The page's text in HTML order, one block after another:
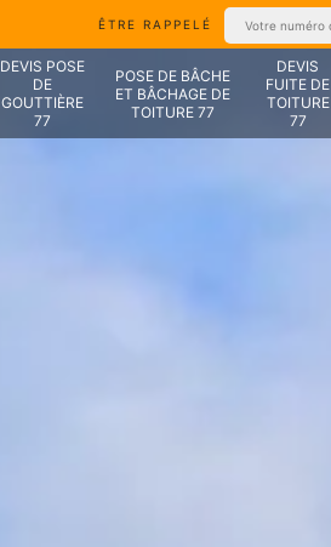
ÊTRE RAPPELÉ
DEVIS POSE
DE
GOUTTIÈRE
77
POSE DE BÂCHE
ET BÂCHAGE DE
TOITURE 77
DEVIS
FUITE DE
TOITURE
77